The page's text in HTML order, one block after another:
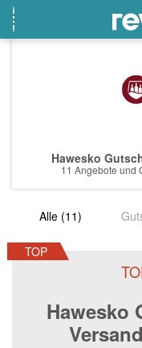
Lieferando
Fressnapf
adidas
Beste
Top
Beste
Top
Hawesko
11 Angebote und
Alle (11)
TOP
Hawesko